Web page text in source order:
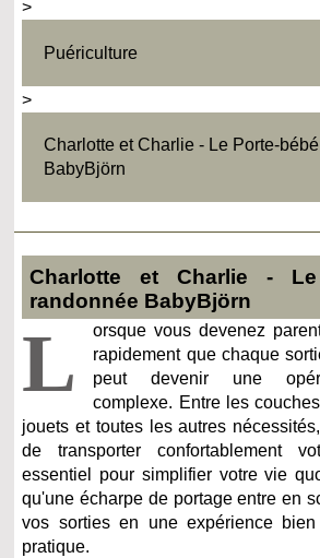
>
Puériculture
>
Charlotte et Charlie - Le Porte-
BabyBjörn
Charlotte et Charlie - Le
randonnée BabyBjörn
L
orsque vous devenez
rapidement que chaque
peut devenir une
complexe. Entre les
jouets et toutes les autres
de transporter confortablement
essentiel pour simplifier votre vie
qu'une écharpe de portage entre en
vos sorties en une expérience
pratique.